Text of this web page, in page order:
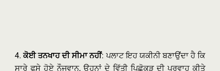
4.ਕੋਈ ਤਨਖਾਹ ਦੀ ਸੀਮਾ ਨਹੀਂ: ਪਲਾਟ ਇਹ ਯਕੀਨੀ ਬਣਾਉਂਦਾ ਹੈ ਕਿ
ਸਾਰੇ ਫਸੇ ਹੋਏ ਨੌਜਵਾਨ, ਉਹਨਾਂ ਦੇ ਵਿੱਤੀ ਪਿਛੋਕੜ ਦੀ ਪਰਵਾਹ ਕੀਤੇ